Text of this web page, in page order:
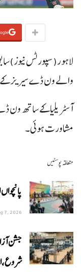
لاہور(سپورٹس
والے ون ڈے سیریز کے
آسٹریلیا کے ساتھ ون
مشاورت ہوئی۔
متعلقہ پوسٹیں
پانچواں
7, 2026
جشن